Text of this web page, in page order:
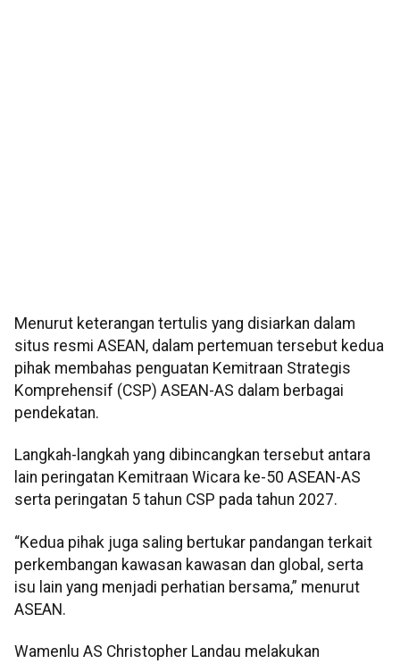
Menurut keterangan tertulis yang disiarkan dalam
situs resmi ASEAN, dalam pertemuan tersebut kedua
pihak membahas penguatan Kemitraan Strategis
Komprehensif (CSP) ASEAN-AS dalam berbagai
pendekatan.
Langkah-langkah yang dibincangkan tersebut antara
lain peringatan Kemitraan Wicara ke-50 ASEAN-AS
serta peringatan 5 tahun CSP pada tahun 2027.
“Kedua pihak juga saling bertukar pandangan terkait
perkembangan kawasan kawasan dan global, serta
isu lain yang menjadi perhatian bersama,” menurut
ASEAN.
Wamenlu AS Christopher Landau melakukan